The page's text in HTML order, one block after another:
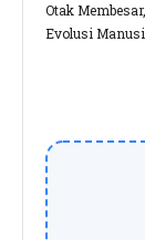
Otak
Evolusi